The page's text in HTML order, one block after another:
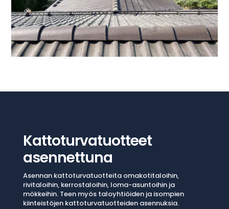
Kattoturvatuotteet
asennettuna
Asennan kattoturvatuotteita omakotitaloihin,
rivitaloihin, kerrostaloihin, loma-asuntoihin ja
mökkeihin. Teen myös taloyhtiöiden ja isompien
kiinteistöjen kattoturvatuotteiden asennuksia.